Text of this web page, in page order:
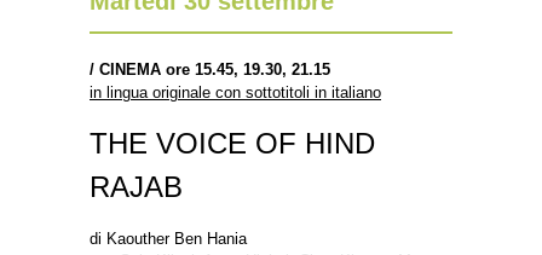
/ CINEMA ore 15.45, 19.30, 21.15
in lingua originale con sottotitoli in italiano
THE VOICE OF HIND
RAJAB
di Kaouther Ben Hania